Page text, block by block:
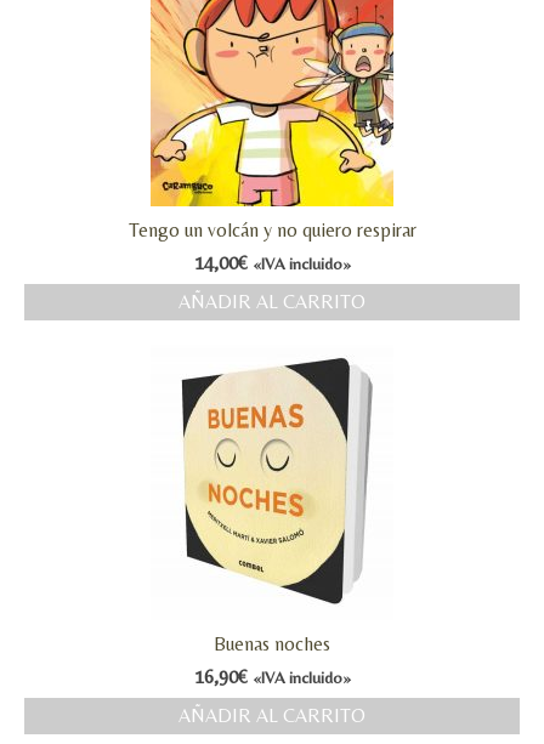
Tengo un volcán y no quiero respirar
14,00€ «IVA incluido»
AÑADIR AL CARRITO
Buenas noches
16,90€ «IVA incluido»
AÑADIR AL CARRITO